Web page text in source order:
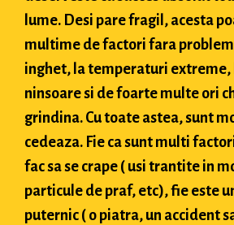
lume. Desi pare fragil, acesta
multime de factori fara
inghet, la temperaturi extreme,
ninsoare si de foarte multe ori
grindina. Cu toate astea, sunt
cedeaza. Fie ca sunt multi
fac sa se crape ( usi trantite in
particule de praf, etc), fie este
puternic ( o piatra, un accident